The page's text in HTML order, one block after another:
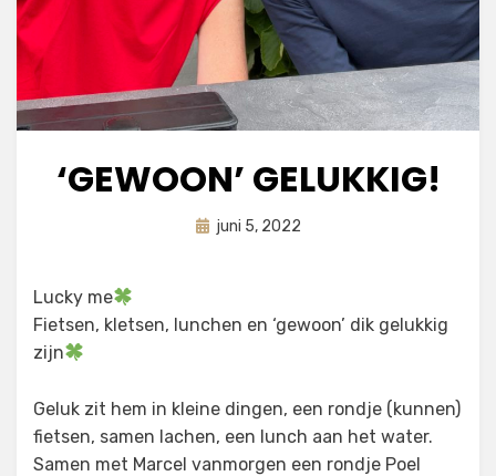
‘GEWOON’ GELUKKIG!
doorastrid
Geplaatst
juni 5, 2022
Lucky me
Fietsen, kletsen, lunchen en ‘gewoon’ dik gelukkig
zijn
Geluk zit hem in kleine dingen, een rondje (kunnen)
fietsen, samen lachen, een lunch aan het water.
Samen met Marcel vanmorgen een rondje Poel